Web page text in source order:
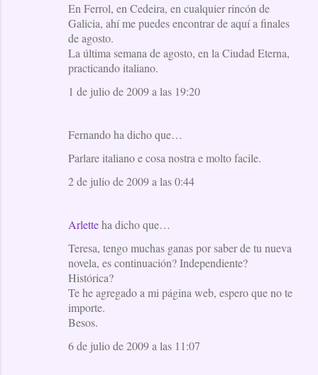
En Ferrol, en Cedeira, en cualquier rincón de
Galicia, ahí me puedes encontrar de aquí a finales
de agosto.
La última semana de agosto, en la Ciudad Eterna,
practicando italiano.
1 de julio de 2009 a las 19:20
Fernando ha dicho que…
Parlare italiano e cosa nostra e molto facile.
2 de julio de 2009 a las 0:44
Arletteha dicho que…
Teresa, tengo muchas ganas por saber de tu nueva
novela, es continuación? Independiente?
Histórica?
Te he agregado a mi página web, espero que no te
importe.
Besos.
6 de julio de 2009 a las 11:07